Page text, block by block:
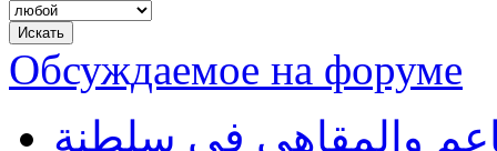
Обсуждаемое на форуме
والمقاهي في سلطنة